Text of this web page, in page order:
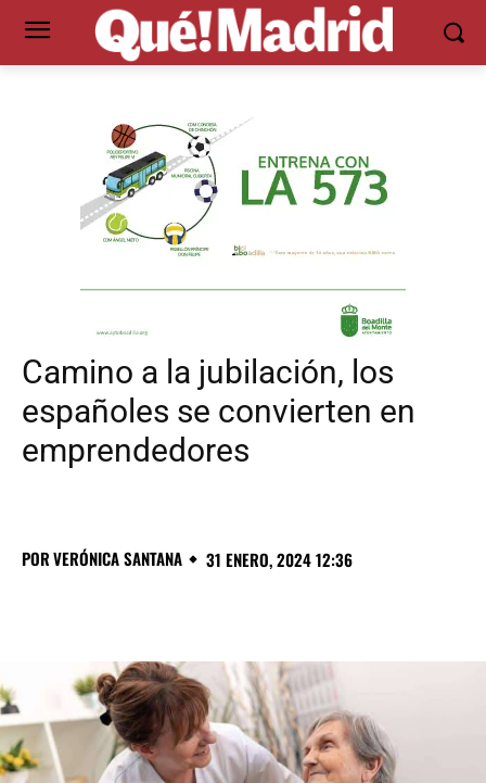
Camino a la jubilación, los
españoles se convierten en
emprendedores
PORVERÓNICA SANTANA 31 ENERO, 2024 12:36